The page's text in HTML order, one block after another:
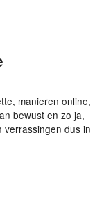
manieren online,
bewust en zo ja,
verrassingen dus in